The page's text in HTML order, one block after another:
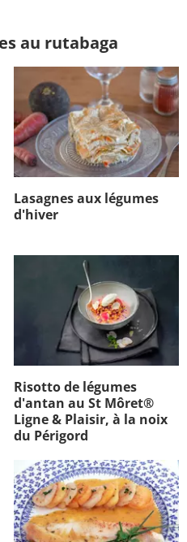
au rutabaga
Lasagnes aux légumes
d'hiver
Risotto de légumes
d'antan au St Môret®
Ligne & Plaisir, à la noix
du Périgord